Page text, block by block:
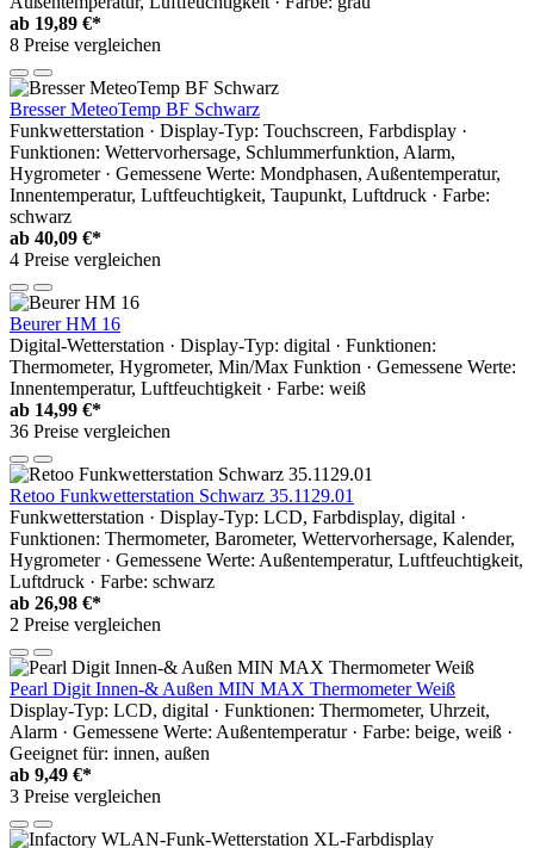
ab 19,89 €*
8 Preise vergleichen
Bresser MeteoTemp BF Schwarz
Funkwetterstation · Display-Typ: Touchscreen, Farbdisplay ·
Funktionen: Wettervorhersage, Schlummerfunktion, Alarm,
Hygrometer · Gemessene Werte: Mondphasen, Außentemperatur,
Innentemperatur, Luftfeuchtigkeit, Taupunkt, Luftdruck · Farbe:
schwarz
ab 40,09 €*
4 Preise vergleichen
Beurer HM 16
Digital-Wetterstation · Display-Typ: digital · Funktionen:
Thermometer, Hygrometer, Min/Max Funktion · Gemessene Werte:
Innentemperatur, Luftfeuchtigkeit · Farbe: weiß
ab 14,99 €*
36 Preise vergleichen
Retoo Funkwetterstation Schwarz 35.1129.01
Funkwetterstation · Display-Typ: LCD, Farbdisplay, digital ·
Funktionen: Thermometer, Barometer, Wettervorhersage, Kalender,
Hygrometer · Gemessene Werte: Außentemperatur, Luftfeuchtigkeit,
Luftdruck · Farbe: schwarz
ab 26,98 €*
2 Preise vergleichen
Pearl Digit Innen-& Außen MIN MAX Thermometer Weiß
Display-Typ: LCD, digital · Funktionen: Thermometer, Uhrzeit,
Alarm · Gemessene Werte: Außentemperatur · Farbe: beige, weiß ·
Geeignet für: innen, außen
ab 9,49 €*
3 Preise vergleichen